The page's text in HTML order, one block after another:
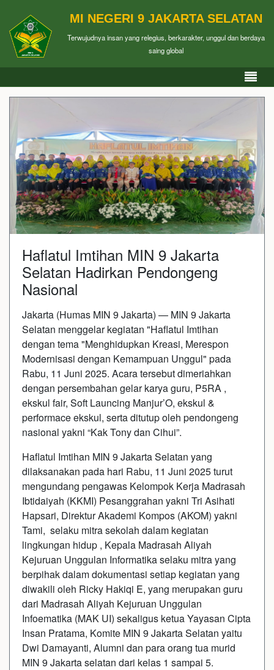
MI NEGERI 9 JAKARTA SELATAN
Terwujudnya insan yang relegius, berkarakter, unggul dan berdaya
saing global
Haflatul Imtihan MIN 9 Jakarta
Selatan Hadirkan Pendongeng
Nasional
Jakarta (Humas MIN 9 Jakarta) — MIN 9 Jakarta
Selatan menggelar kegiatan "Haflatul Imtihan
dengan tema "Menghidupkan Kreasi, Merespon
Modernisasi dengan Kemampuan Unggul" pada
Rabu, 11 Juni 2025. Acara tersebut dimeriahkan
dengan persembahan gelar karya guru, P5RA ,
ekskul fair, Soft Launcing Manjur’O, ekskul &
performace ekskul, serta ditutup oleh pendongeng
nasional yakni “Kak Tony dan Cihui”.
Haflatul Imtihan MIN 9 Jakarta Selatan yang
dilaksanakan pada hari Rabu, 11 Juni 2025 turut
mengundang pengawas Kelompok Kerja Madrasah
Ibtidaiyah (KKMI) Pesanggrahan yakni Tri Asihati
Hapsari, Direktur Akademi Kompos (AKOM) yakni
Tami, selaku mitra sekolah dalam kegiatan
lingkungan hidup , Kepala Madrasah Aliyah
Kejuruan Unggulan Informatika selaku mitra yang
berpihak dalam dokumentasi setiap kegiatan yang
diwakili oleh Ricky Hakiqi E, yang merupakan guru
dari Madrasah Aliyah Kejuruan Unggulan
Infoematika (MAK UI) sekaligus ketua Yayasan Cipta
Insan Pratama, Komite MIN 9 Jakarta Selatan yaitu
Dwi Damayanti, Alumni dan para orang tua murid
MIN 9 Jakarta selatan dari kelas 1 sampai 5.